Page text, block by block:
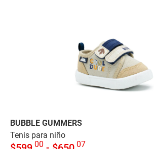
BUBBLE GUMMERS
Tenis para niño
00 07